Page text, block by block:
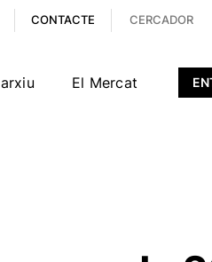
CONTACTE
El Mercat